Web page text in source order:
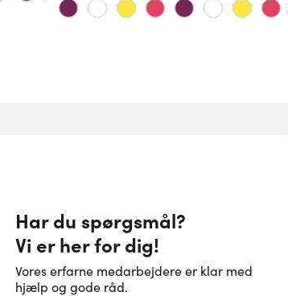
Har du spørgsmål?
Vi er her for dig!
Vores erfarne medarbejdere er klar med
hjælp og gode råd.